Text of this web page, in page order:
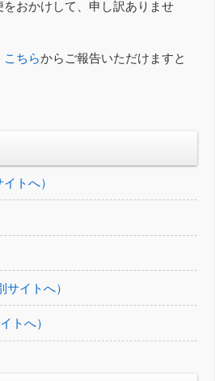
おかけして、申し訳ありませ
こちらからご報告いただけますと
トへ）
イトへ）
トへ）